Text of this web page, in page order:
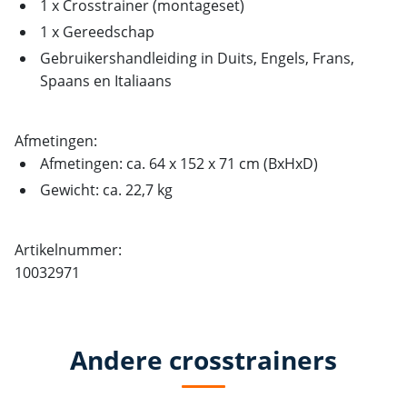
1 x Crosstrainer (montageset)
1 x Gereedschap
Gebruikershandleiding in Duits, Engels, Frans,
Spaans en Italiaans
Afmetingen:
Afmetingen: ca. 64 x 152 x 71 cm (BxHxD)
Gewicht: ca. 22,7 kg
Artikelnummer:
10032971
Andere crosstrainers